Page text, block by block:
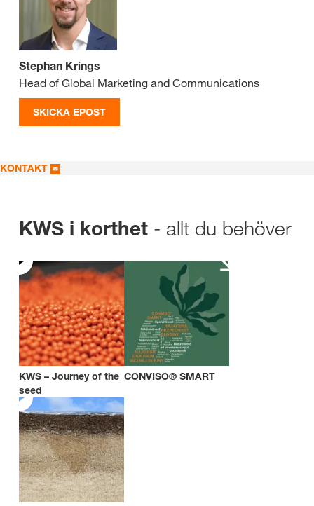
Stephan Krings
Head of Global Marketing and Communications
SKICKA EPOST
KONTAKT
KWS i korthet - allt du behöver
KWS – Journey of the
seed
CONVISO® SMART